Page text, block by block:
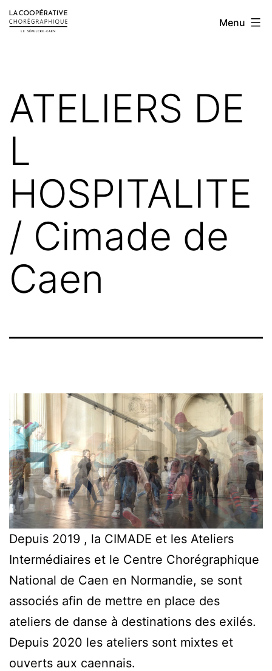
Aller
auLA
Menu
ATELIERS DE
L
HOSPITALITE
/ Cimade de
Caen
Depuis 2019 , la CIMADE et les Ateliers
Intermédiaires et le Centre Chorégraphique
National de Caen en Normandie, se sont
associés afin de mettre en place des
ateliers de danse à destinations des exilés.
Depuis 2020 les ateliers sont mixtes et
ouverts aux caennais.